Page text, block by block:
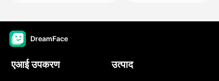
DreamFace
एआई उपकरण उत्पाद